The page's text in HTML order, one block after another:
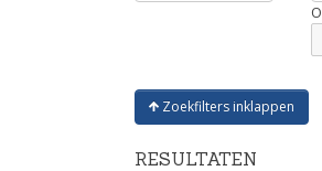
Zoekfilters inklappen
RESULTATEN